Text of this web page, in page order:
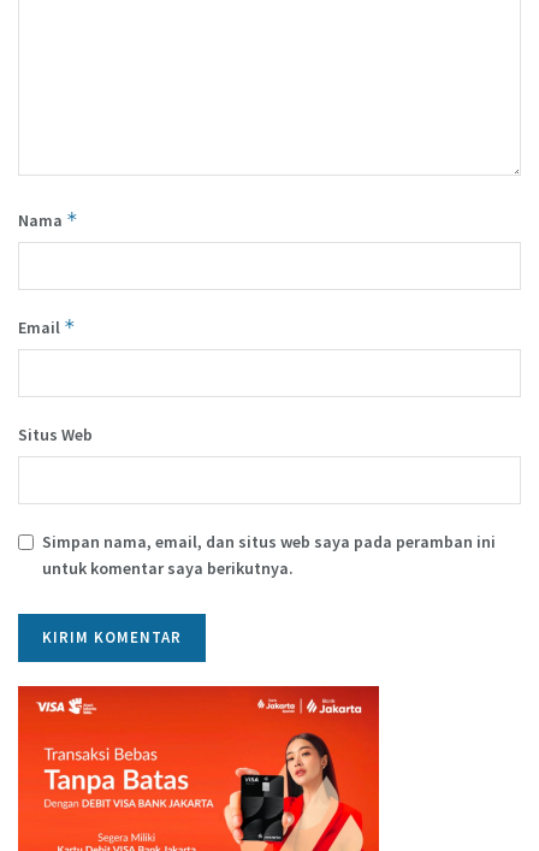
Nama *
Email *
Situs Web
Simpan nama, email, dan situs web saya pada peramban ini
untuk komentar saya berikutnya.